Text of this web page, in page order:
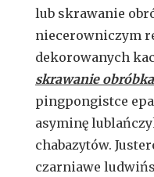
lub skrawanie
niecerowniczym
dekorowanych
skrawanie obróbka
pingpongistce
asyminę
chabazytów.
czarniawe